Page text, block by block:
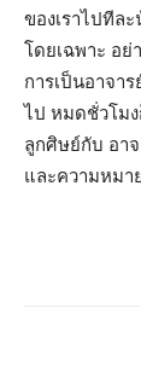
ของเราไปทีล
โดยเฉพาะ อย่
การเป็นอาจา
ไป หมดชั่วโม
ลูกศิษย์กับ อา
และความหมา